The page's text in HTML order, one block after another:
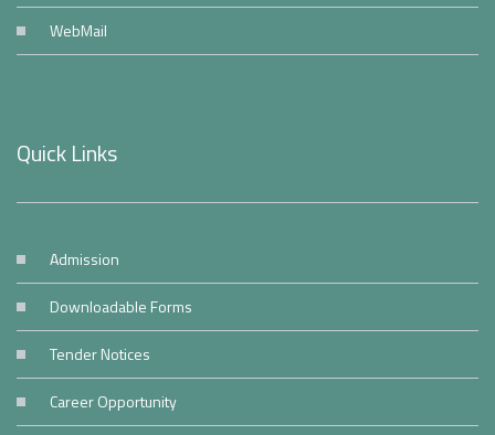
WebMail
Quick Links
Admission
Downloadable Forms
Tender Notices
Career Opportunity